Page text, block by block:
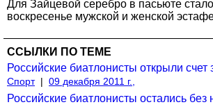
Для Зайцевой серебро в пасьюте
воскресенье мужской и женской
ССЫЛКИ ПО ТЕМЕ
Российские биатлонисты открыли
Спорт | 09 декабря 2011 г.,
Российские биатлонисты остались